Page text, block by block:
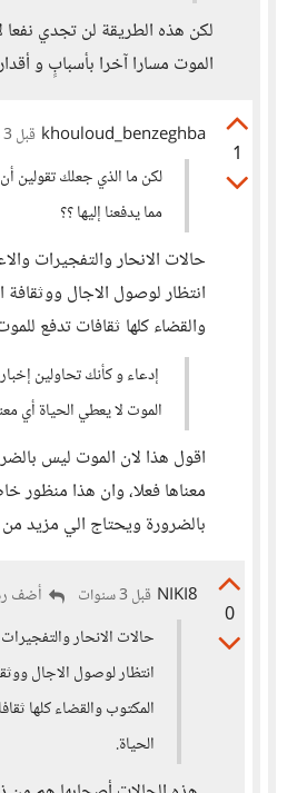
لكن هذه الطريقة لن تجدي
الموت مسارا آخرا بأسبابٍ و
1
khouloud_benzeghba قبل 3 سنوات
لكن ما الذي جعلك تقولين
مما يدفعنا إليها ؟؟
حالات الانحار والتفجيرات
انتظار لوصول الاجال
والقضاء كلها ثقافات تدفع
إدعاء و كأنك تحاولين
الموت لا يعطي الحياة أي
اقول هذا لان الموت ليس
معناها فعلا، وان هذا
بالضرورة ويحتاج الي مزيد من
0
NIKI8 قبل 3 سنوات
أضف
حالات الانحار
انتظار لوصول الاجال
المكتوب والقضاء كلها
الحياة.